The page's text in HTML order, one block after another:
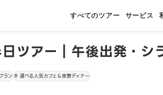
すべてのツアー サービス
ツアー｜午後出発・シ
ラン🥂 選べる人気カフェ＆夜景ディナー